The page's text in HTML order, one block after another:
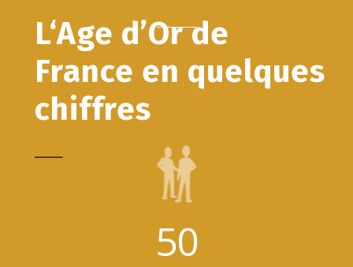
L‘Age d’Or de
France en quelques
chiffres
50